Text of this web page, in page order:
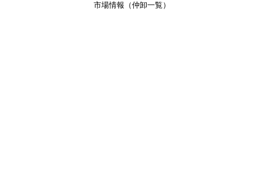
市場情報（仲卸一覧）